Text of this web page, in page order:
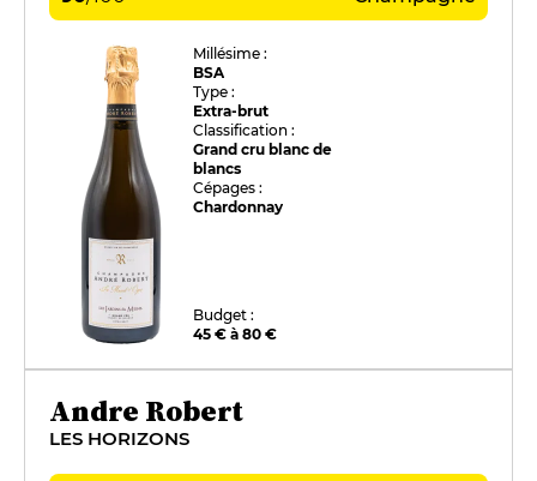
Millésime :
BSA
Type :
Extra-brut
Classification :
Grand cru blanc de
blancs
Cépages :
Chardonnay
Budget :
45 € à 80 €
Andre Robert
LES HORIZONS